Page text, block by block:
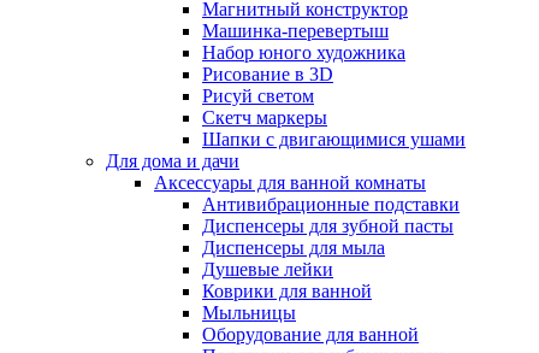
Магнитный конструктор
Машинка-перевертыш
Набор юного художника
Рисование в 3D
Рисуй светом
Скетч маркеры
Шапки с двигающимися ушами
Для дома и дачи
Аксессуары для ванной комнаты
Антивибрационные подставки
Диспенсеры для зубной пасты
Диспенсеры для мыла
Душевые лейки
Коврики для ванной
Мыльницы
Оборудование для ванной